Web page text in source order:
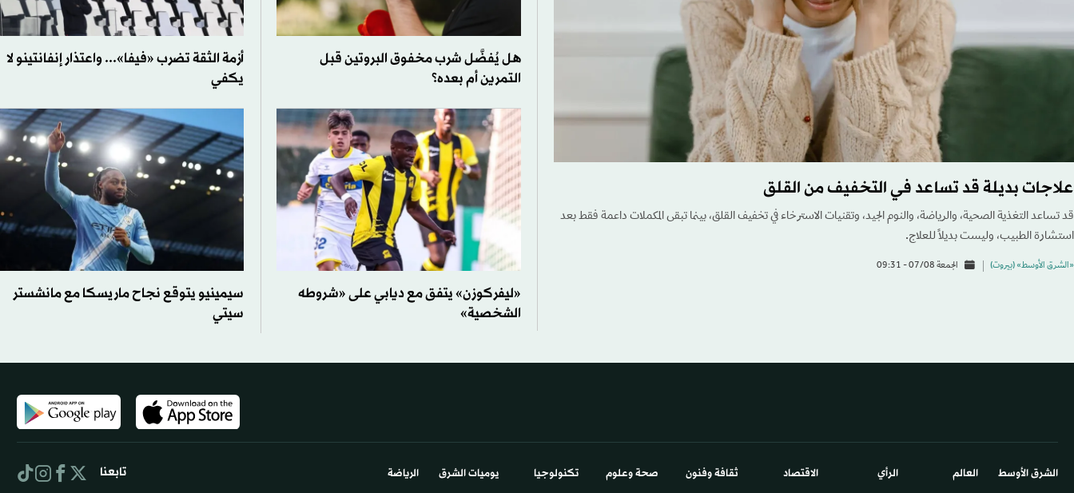
علاجات بديلة قد تساعد في التخفيف من القلق
قد تساعد التغذية الصحية، والرياضة، والنوم الجيد، وتقنيات الاسترخاء في تخفيف القلق، بينما تبقى المكملات داعمة فقط بعد
استشارة الطبيب، وليست بديلاً للعلاج.
«الشرق الأوسط» (بيروت) الجمعة 07/08 - 09:31
هل يُفضَّل شرب مخفوق البروتين قبل
التمرين أم بعده؟
أزمة الثقة تضرب «فيفا»... واعتذار إنفانتينو لا
يكفي
«ليفركوزن» يتفق مع ديابي على «شروطه
الشخصية»
سيمينيو يتوقع نجاح ماريسكا مع مانشستر
سيتي
الشرق الأوسط​ العالم الرأي الاقتصاد ثقافة وفنون صحة وعلوم تكنولوجيا يوميات الشرق​ الرياضة تابعنا